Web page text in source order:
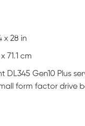
x 28 in
71.1 cm
DL345 Gen10 Plus
form factor drive